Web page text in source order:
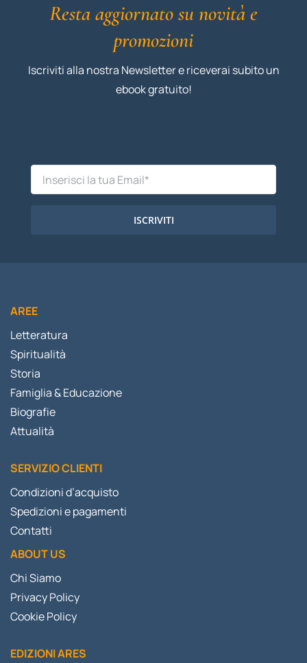
Resta aggiornato su novità e
promozioni
Iscriviti alla nostra Newsletter e riceverai subito un
ebook gratuito!
ISCRIVITI
AREE
Letteratura
Spiritualità
Storia
Famiglia & Educazione
Biografie
Attualità
SERVIZIO CLIENTI
Condizioni d’acquisto
Spedizioni e pagamenti
Contatti
ABOUT US
Chi Siamo
Privacy Policy
Cookie Policy
EDIZIONI ARES